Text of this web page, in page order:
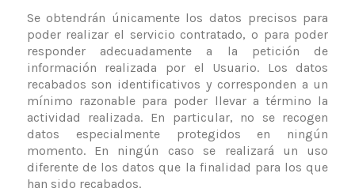
Se obtendrán únicamente los datos precisos para
poder realizar el servicio contratado, o para poder
responder adecuadamente a la petición de
información realizada por el Usuario. Los datos
recabados son identificativos y corresponden a un
mínimo razonable para poder llevar a término la
actividad realizada. En particular, no se recogen
datos especialmente protegidos en ningún
momento.
En ningún caso se realizará un uso
diferente de los datos que la finalidad para los que
han sido recabados.